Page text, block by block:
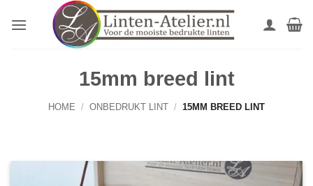
naar
15mm breed lint
HOME / ONBEDRUKT LINT / 15MM BREED LINT